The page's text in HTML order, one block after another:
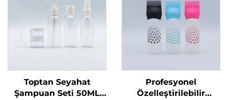
Püskürtme Şişesi
Barbecue için Kaliteli
Memelerle
Toptan Seyahat
Şampuan Seti 50ML
Profesyonel
Özelleştirilebilir